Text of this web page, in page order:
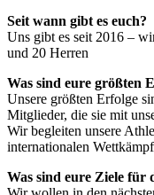
Seit wann gibt es euch?
Uns gibt es seit 2016 –
und 20 Herren
Was sind eure größten
Unsere größten Erfolge
Mitglieder, die sie mit
Wir begleiten unsere
internationalen
Was sind eure Ziele für